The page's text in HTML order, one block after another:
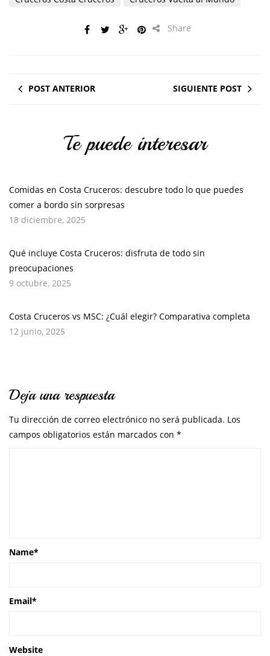
Share
POST ANTERIOR SIGUIENTE POST
Te puede interesar
Comidas en Costa Cruceros: descubre todo lo que puedes
comer a bordo sin sorpresas
18 diciembre, 2025
Qué incluye Costa Cruceros: disfruta de todo sin
preocupaciones
9 octubre, 2025
Costa Cruceros vs MSC: ¿Cuál elegir? Comparativa completa
12 junio, 2025
Deja una respuesta
Tu dirección de correo electrónico no será publicada. Los
campos obligatorios están marcados con *
Name*
Email*
Website